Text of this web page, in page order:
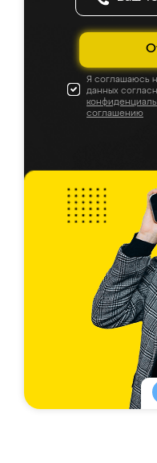
Я соглашаюсь
данных
соглашению